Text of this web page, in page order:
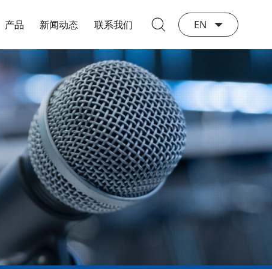
产品 新闻动态 联系我们 EN